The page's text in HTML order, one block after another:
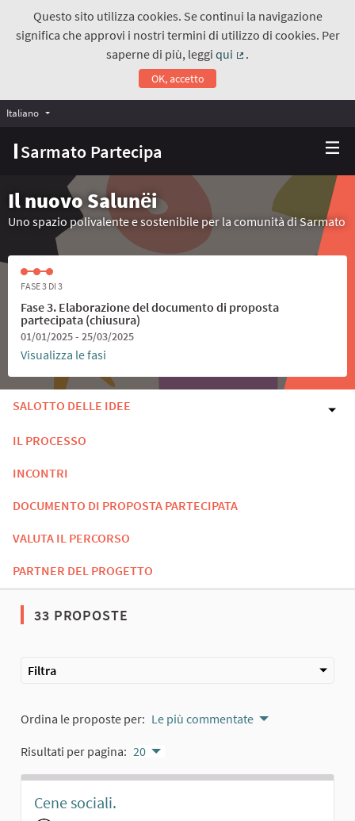
Questo sito utilizza cookies. Se continui la navigazione
significa che approvi i nostri termini di utilizzo di cookies. Per
saperne di più, leggiqui
.
OK, accetto
Sarmato Partecipa
Italiano Choose language
Il nuovo Salunёi
Uno spazio polivalente e sostenibile per la comunità di Sarmato
FASE 3 DI 3
Fase 3. Elaborazione del documento di proposta
partecipata (chiusura)
01/01/2025 - 25/03/2025
Visualizza le fasi
SALOTTO DELLE IDEE
IL PROCESSO
INCONTRI
DOCUMENTO DI PROPOSTA PARTECIPATA
VALUTA IL PERCORSO
PARTNER DEL PROGETTO
33 PROPOSTE
Filtra
Ordina le proposte per: Le più commentate
Risultati per pagina: 20
Cene sociali.